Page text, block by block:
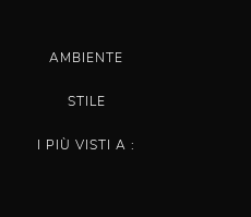
AMBIENTE
STILE
I PIÙ VISTI A :